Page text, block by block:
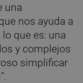
una
nos ayuda a
que es: una
y complejos
simplificar